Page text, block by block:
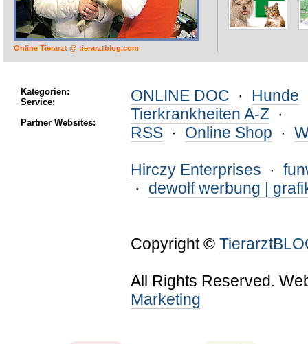
Online Tierarzt @ tierarztblog.com
Kategorien:
Service:
Partner Websites:
ONLINE DOC · Hunde
Tierkrankheiten A-Z ·
RSS · Online Shop ·
Hirczy Enterprises ·
· dewolf werbung |
Copyright ©
All Rights Reserved.
Marketing